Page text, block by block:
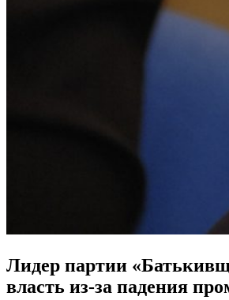
Лидер партии
власть из-за падения